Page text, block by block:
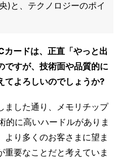
)と、テクノロジーのポイ
ードは、正直「やっと出
ですが、技術面や品質的に
てよろしいのでしょうか?
ました通り、メモリチップ
的に高いハードルがありま
より多くのお客さまに望ま
要なことだと考えていま